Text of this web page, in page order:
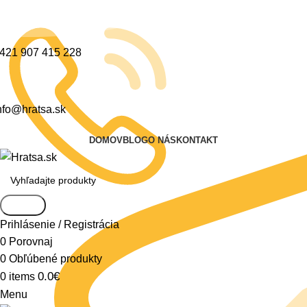
907 415 228
DOMOVBLOGO NÁS KONTAKT
Prihlásenie / Registrácia
0 Porovnaj
0 Obľúbené produkty
0 items 0.0€
Menu